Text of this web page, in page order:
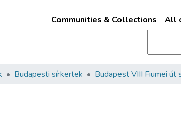
Communities & Collections All
Budapesti sírkertek